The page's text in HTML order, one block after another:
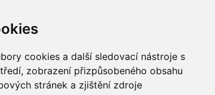
cookies a další sledovací nástroje s
zobrazení přizpůsobeného obsahu
stránek a zjištění zdroje